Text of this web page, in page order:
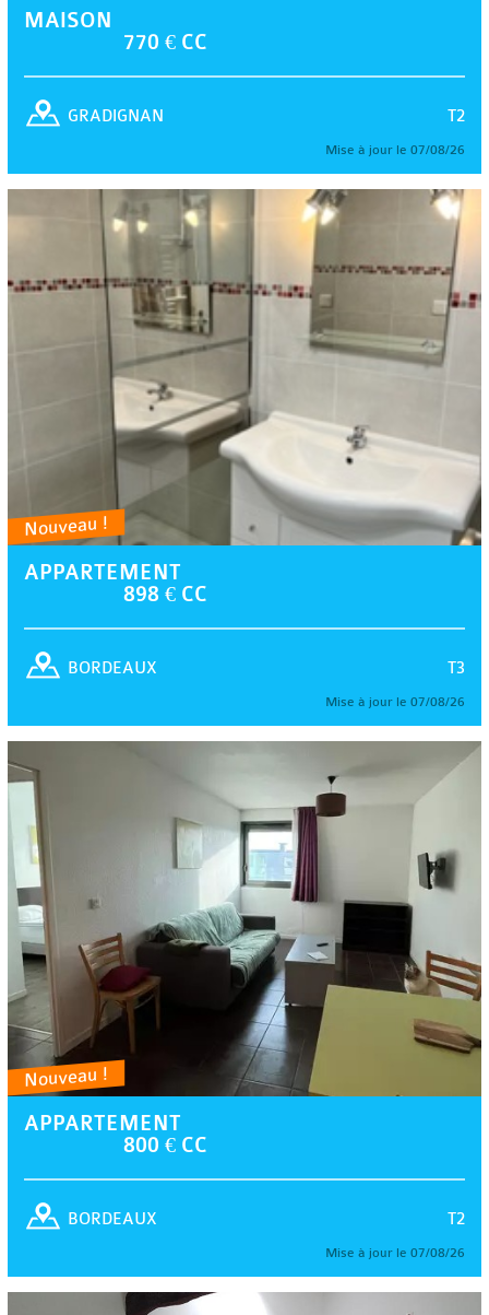
MAISON
770 € CC
T2
GRADIGNAN
Mise à jour le 07/08/26
Nouveau !
APPARTEMENT
898 € CC
T3
BORDEAUX
Mise à jour le 07/08/26
Nouveau !
APPARTEMENT
800 € CC
T2
BORDEAUX
Mise à jour le 07/08/26